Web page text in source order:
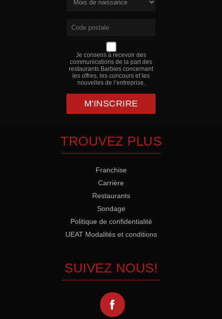
Je consens à recevoir des
communications de la part des
restaurants Barbies concernant
les offres, les concours et les
nouvelles de l’entreprise.
TROUVEZ PLUS
Franchise
Carrière
Restaurants
Sondage
Politique de confidentialité
UEAT Modalités et conditions
SUIVEZ NOUS!